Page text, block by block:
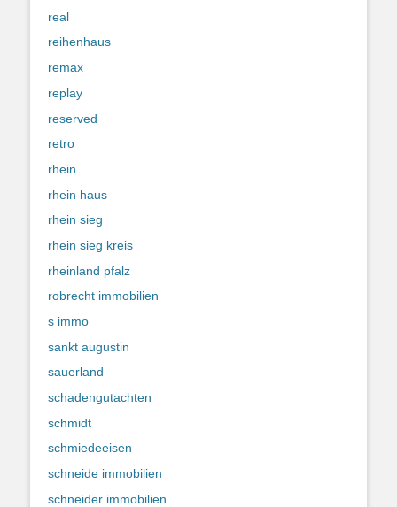
real
reihenhaus
remax
replay
reserved
retro
rhein
rhein haus
rhein sieg
rhein sieg kreis
rheinland pfalz
robrecht immobilien
s immo
sankt augustin
sauerland
schadengutachten
schmidt
schmiedeeisen
schneide immobilien
schneider immobilien